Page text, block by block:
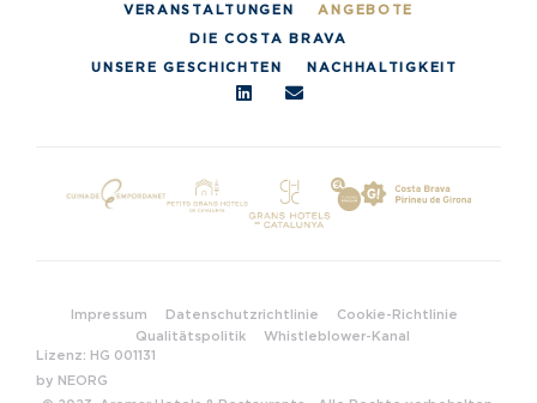
VERANSTALTUNGEN
ANGEBOTE
DIE COSTA BRAVA
UNSERE GESCHICHTEN
NACHHALTIGKEIT
Impressum Datenschutzrichtlinie
Cookie-Richtlinie
Qualitätspolitik
Whistleblower-Kanal
Lizenz: HG 001131
by NEORG